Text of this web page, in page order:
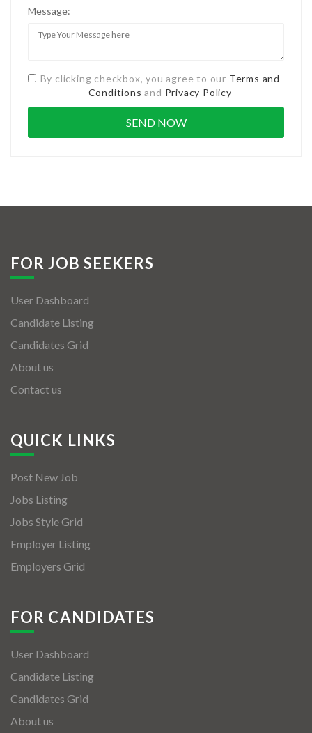
Message:
By clicking checkbox, you agree to our Terms and
Conditions and Privacy Policy
FOR JOB SEEKERS
User Dashboard
Candidate Listing
Candidates Grid
About us
Contact us
QUICK LINKS
Post New Job
Jobs Listing
Jobs Style Grid
Employer Listing
Employers Grid
FOR CANDIDATES
User Dashboard
Candidate Listing
Candidates Grid
About us